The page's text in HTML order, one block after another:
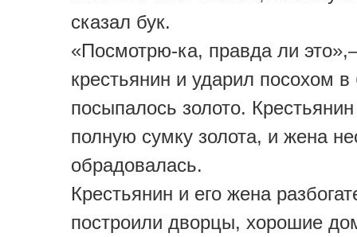
сказал бук.
«Посмотрю-ка, правда ли
крестьянин и ударил посохом в
посыпалось золото.
полную сумку золота, и жена
обрадовалась.
Крестьянин и его жена
построили дворцы, хорошие